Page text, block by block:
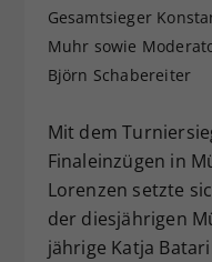
Gesamtsieger
Muhr sowie
Björn Schabereiter
Mit dem
Finaleinzügen in
Lorenzen setzte
der diesjährigen
jährige Katja
Dieser
zufällig
hat.